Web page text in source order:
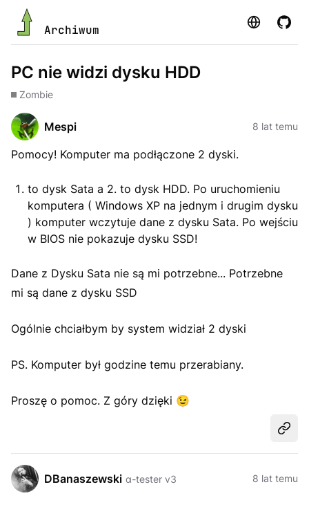
Archiwum Strona
PC nie widzi dysku HDD
Zombie
Mespi 8 lat temu
Pomocy! Komputer ma podłączone 2 dyski.
to dysk Sata a 2. to dysk HDD. Po uruchomieniu
komputera ( Windows XP na jednym i drugim dysku
) komputer wczytuje dane z dysku Sata. Po wejściu
w BIOS nie pokazuje dysku SSD!
Dane z Dysku Sata nie są mi potrzebne... Potrzebne
mi są dane z dysku SSD
Ogólnie chciałbym by system widział 2 dyski
PS. Komputer był godzine temu przerabiany.
Proszę o pomoc. Z góry dzięki 😉
DBanaszewski α-tester v3 8 lat temu